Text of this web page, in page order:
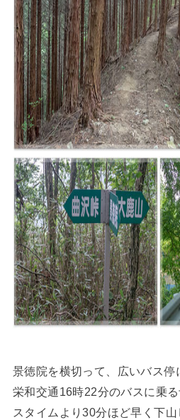
景徳院を横切って、広いバス停
栄和交通16時22分のバスに乗
スタイムより30分ほど早く下